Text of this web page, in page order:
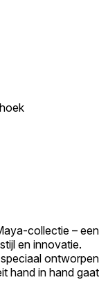
collectie – een
en innovatie.
, speciaal ontworpen
hand in hand gaat
hoe
te
over websites te
proces van
individuele cookies.